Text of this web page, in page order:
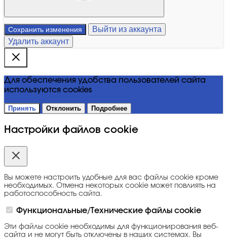
Сохранить изменения
Выйти из аккаунта
Удалить аккаунт
Для обеспечения удобства пользователей сайта
используются cookies
Принять Отклонить Подробнее
Настройки файлов cookie
Вы можете настроить удобные для вас файлы cookie кроме
необходимых. Отмена некоторых cookie может повлиять на
работоспособность сайта.
Функциональные/Технические файлы cookie
Эти файлы cookie необходимы для функционирования веб-
сайта и не могут быть отключены в наших системах. Вы